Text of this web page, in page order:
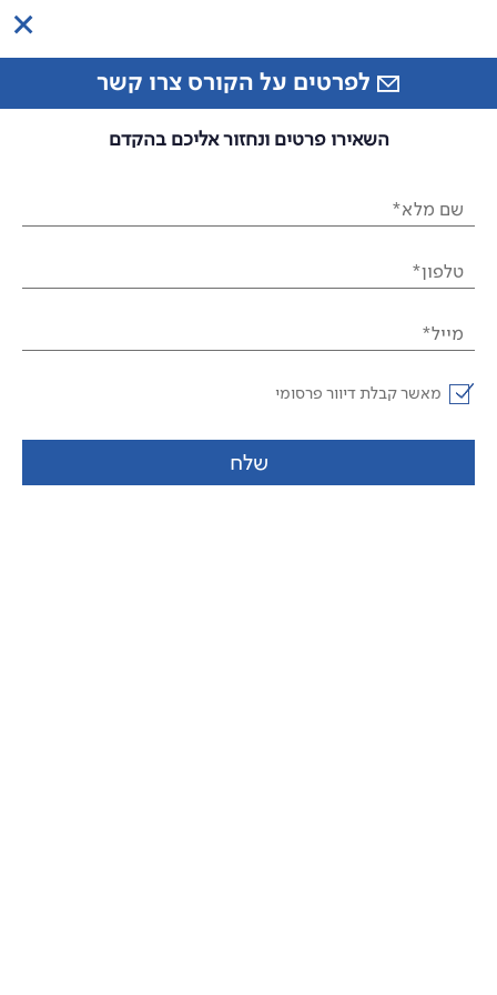
לפרטים על הקורס צרו קשר
השאירו פרטים ונחזור אליכם בהקדם
שם מלא*
טלפון*
מייל*
מאשר קבלת דיוור פרסומי
שלח